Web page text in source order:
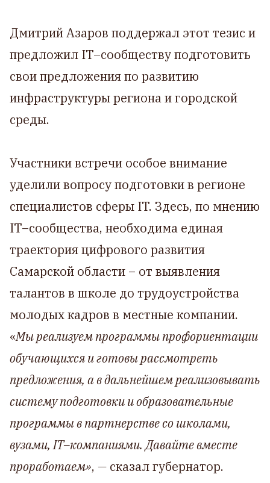
Дмитрий Азаров поддержал этот тезис и
предложил IT–сообществу подготовить
свои предложения по развитию
инфраструктуры региона и городской
среды.
Участники встречи особое внимание
уделили вопросу подготовки в регионе
специалистов сферы IT. Здесь, по мнению
IT–сообщества, необходима единая
траектория цифрового развития
Самарской области – от выявления
талантов в школе до трудоустройства
молодых кадров в местные компании.
«Мы реализуем программы профориентации
обучающихся и готовы рассмотреть
предложения, а в дальнейшем реализовывать
систему подготовки и образовательные
программы в партнерстве со школами,
вузами, IT–компаниями. Давайте вместе
проработаем», — сказал губернатор.